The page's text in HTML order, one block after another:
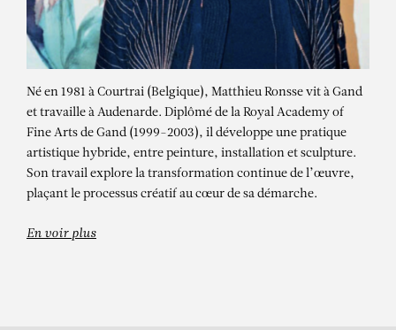
MATTHIEU RONSSE
Né en 1981 à Courtrai (Belgique), Matthieu Ronsse vit à Gand
et travaille à Audenarde. Diplômé de la Royal Academy of
Fine Arts de Gand (1999-2003), il développe une pratique
artistique hybride, entre peinture, installation et sculpture.
Son travail explore la transformation continue de l’œuvre,
plaçant le processus créatif au cœur de sa démarche.
En voir plus